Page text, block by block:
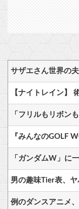
【ナイトレイン】
『みんなのGOLF
「ガンダムW」に
男の趣味Tier表、ヤ
例のダンスアニメ